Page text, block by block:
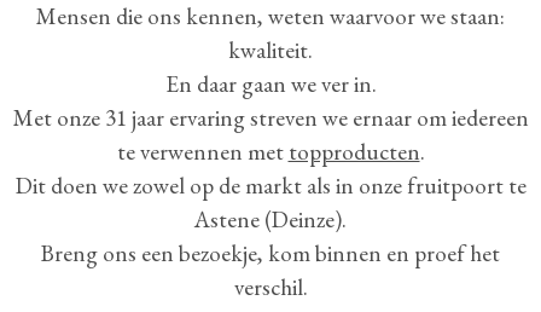
Mensen die ons kennen, weten waarvoor we staan:
kwaliteit.
En daar gaan we ver in.
Met onze 31 jaar ervaring streven we ernaar om iedereen
te verwennen met topproducten.
Dit doen we zowel op de markt als in onze fruitpoort te
Astene (Deinze).
Breng ons een bezoekje, kom binnen en proef het
verschil.